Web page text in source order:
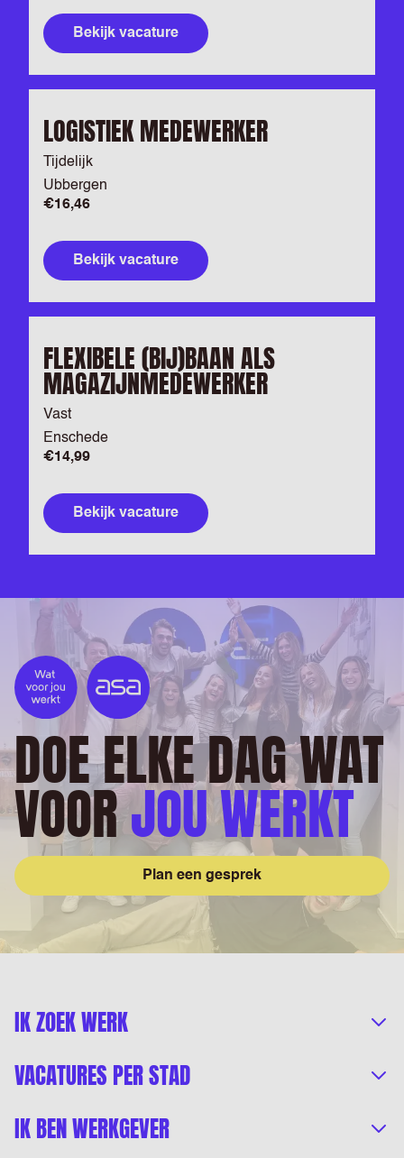
Bekijk vacature
LOGISTIEK MEDEWERKER
Tijdelijk
Ubbergen
€16,46
Bekijk vacature
FLEXIBELE (BIJ)BAAN ALS
MAGAZIJNMEDEWERKER
Vast
Enschede
€14,99
Bekijk vacature
DOE ELKE DAG WAT
VOORJOU WERKT
Plan een gesprek
IK ZOEK WERK
VACATURES PER STAD
IK BEN WERKGEVER